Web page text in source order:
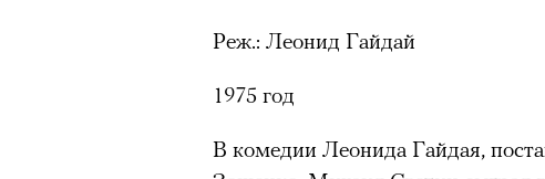
Реж.: Леонид Гайдай
1975 год
В комедии Леонида Гайдая,